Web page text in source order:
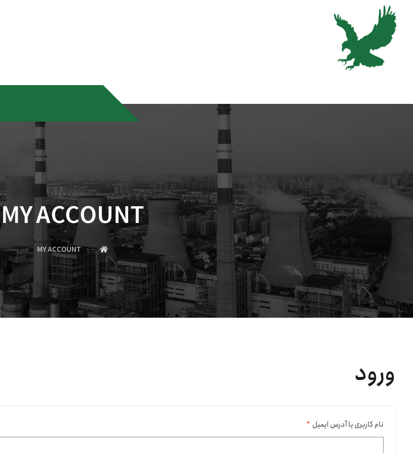
MY ACCOUNT
MY ACCOUNT
ورود
نام کاربری یا آدرس ایمیل *